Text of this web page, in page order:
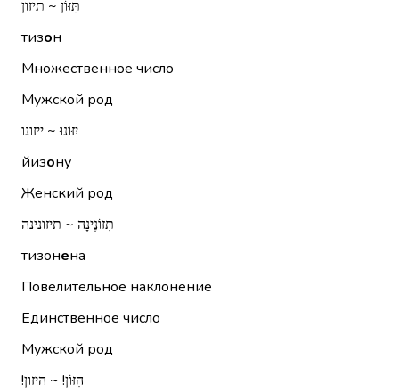
תִּזּוֹן ~ תיזון
тизон
Множественное число
Мужской род
יִזּוֹנוּ ~ ייזונו
йизону
Женский род
תִּזּוֹנֶינָה ~ תיזונינה
тизонена
Повелительное наклонение
Единственное число
Мужской род
הִזּוֹן!‏ ~ היזון!‏